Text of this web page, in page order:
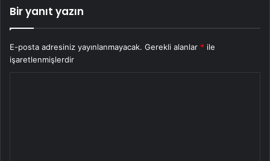
Bir yanıt yazın
E-posta adresiniz yayınlanmayacak. Gerekli alanlar * ile
işaretlenmişlerdir